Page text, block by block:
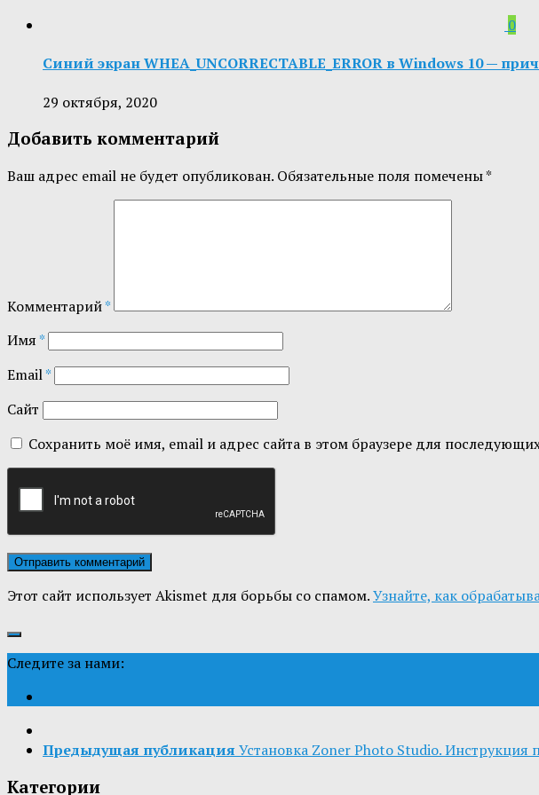
0
Синий экран WHEA_UNCORRECTABLE_ERROR в Windows 10 —
29 октября, 2020
Добавить комментарий
Ваш адрес email не будет опубликован. Обязательные поля помечены*
Комментарий*
Имя*
Email*
Сайт
Сохранить моё имя, email и адрес сайта в этом браузере для
Этот сайт использует Akismet для борьбы со спамом.Узнайте, как
Следите за нами:
Предыдущая публикация Установка Zoner Photo Studio. Инструкция
Категории